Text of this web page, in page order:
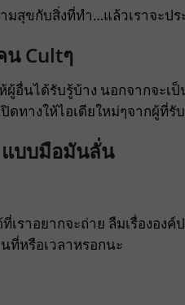
มสุขกับสิ่งที่ทำ…แล้วเราจะปร
Cultๆ
ผู้อื่นได้รับรู้บ้าง นอกจากจะ
ดทางให้ไอเดียใหม่ๆจากผู้ที่รั
บบมือมันลั่น
เราอยากจะถ่าย ลืมเรื่ององ
ที่หรือเวลาหรอกนะ